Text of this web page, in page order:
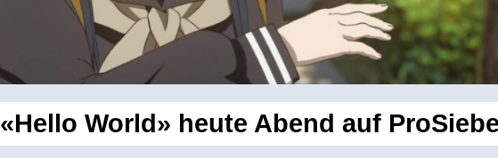
«Hello World» heute Abend auf